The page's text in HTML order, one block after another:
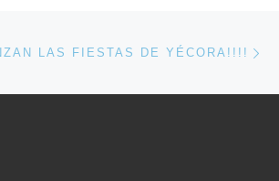
LAS FIESTAS DE YÉCORA!!!!